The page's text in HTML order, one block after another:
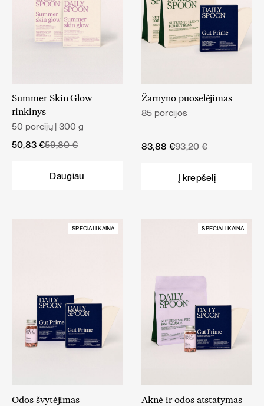
Summer Skin Glow
rinkinys
50 porcijų | 300 g
59,80€
Original
50,83 €
Current
Daugiau
Žarnyno puoselėjimas
85 porcijos
93,20€
Original
83,88 €
Current
Į krepšelį
SPECIALI KAINA
Odos švytėjimas
SPECIALI KAINA
Aknė ir odos atstatymas